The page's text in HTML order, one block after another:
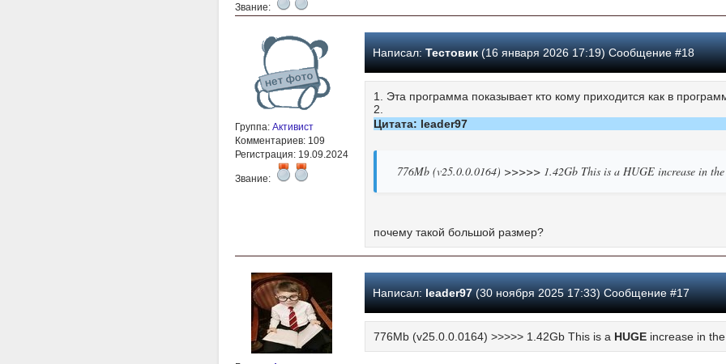
Звание:
Группа: Активист
Комментариев: 109
Регистрация: 19.09.2024
Звание:
Написал: Тестовик(16 января 2026 17:19) Сообщение #18
1. Эта программа показывает кто кому приходится как в
2.
Цитата: leader97
776Mb (v25.0.0.0164) >>>>> 1.42Gb This is a HUGE increase in
почему такой большой размер?
Написал: leader97(30 ноября 2025 17:33) Сообщение #17
776Mb (v25.0.0.0164) >>>>> 1.42Gb This is a HUGE increase in